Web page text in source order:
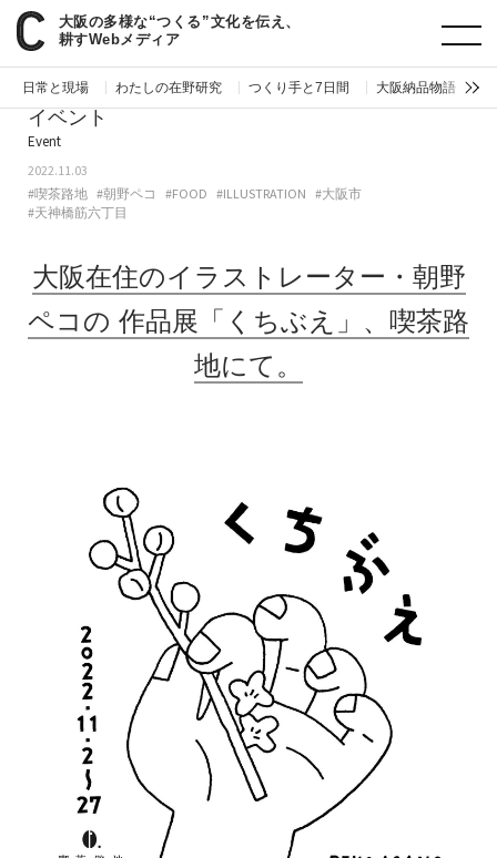
大阪の多様な“つくる”文化を伝え、
耕すWebメディア
日常と現場 わたしの在野研究 つくり手と7日間 大阪納品物語
paperC 今週のイベント
イベント
Event
2022.11.03
#喫茶路地 #朝野ペコ #FOOD #ILLUSTRATION #大阪市
#天神橋筋六丁目
大阪在住のイラストレーター・朝野
ペコの 作品展「くちぶえ」、喫茶路
地にて。